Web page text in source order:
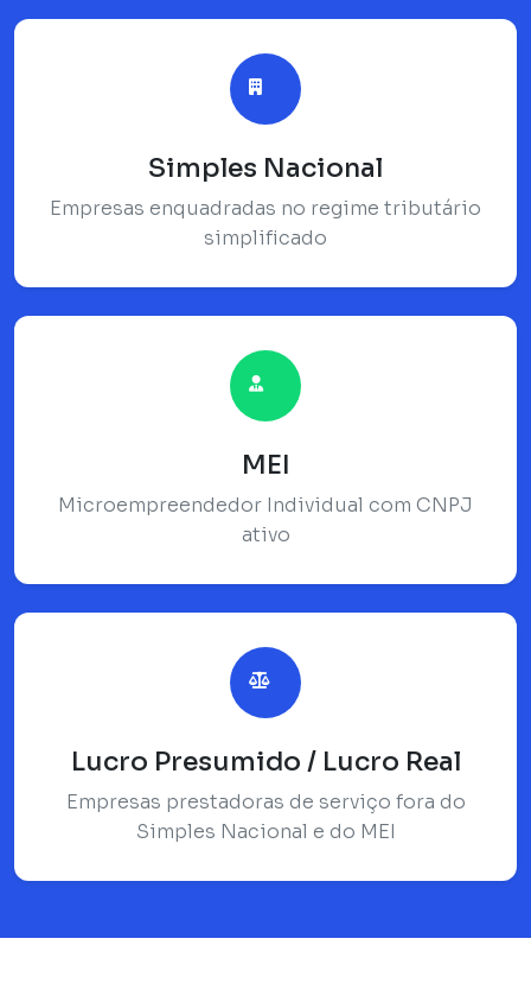
Simples Nacional
Empresas enquadradas no regime tributário
simplificado
MEI
Microempreendedor Individual com CNPJ
ativo
Lucro Presumido / Lucro Real
Empresas prestadoras de serviço fora do
Simples Nacional e do MEI